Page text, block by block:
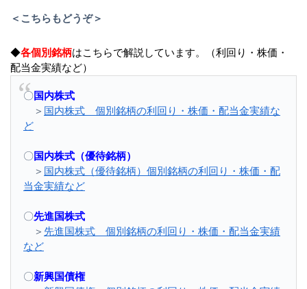
＜こちらもどうぞ＞
◆各個別銘柄はこちらで解説しています。（利回り・株価・
配当金実績など）
〇国内株式
＞ 国内株式 個別銘柄の利回り・株価・配当金実績な
ど
〇国内株式（優待銘柄）
＞ 国内株式（優待銘柄）個別銘柄の利回り・株価・配
当金実績など
〇先進国株式
＞ 先進国株式 個別銘柄の利回り・株価・配当金実績
など
〇新興国債権